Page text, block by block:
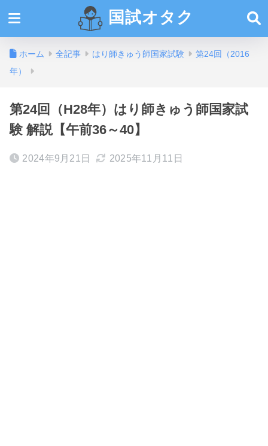
国試オタク
ホーム 全記事 はり師きゅう師国家試験
第24回（2016
年）
第24回（H28年）はり師きゅう師国家試
験 解説【午前36～40】
2024年9月21日 2025年11月11日